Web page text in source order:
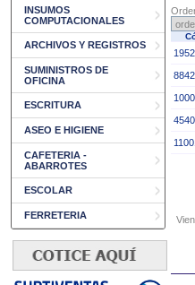
INSUMOS
COMPUTACIONALES
ARCHIVOS Y REGISTROS
SUMINISTROS DE
OFICINA
ESCRITURA
ASEO E HIGIENE
CAFETERIA -
ABARROTES
ESCOLAR
FERRETERIA